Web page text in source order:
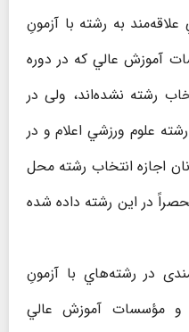
به رشته‌ با آزمونِ
آموزش عالي كه در دوره
رشته نشده‌اند، ولی در
علوم ورزشي اعلام و در
اجازه انتخاب رشته محل
در اين رشته داده شده
در رشته‌هاي با آزمونِ
و مؤسسات آموزش عالي